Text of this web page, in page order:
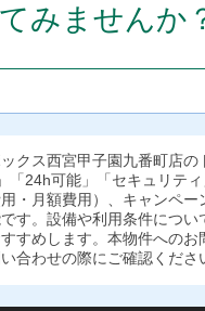
みませんか
クス西宮甲子園九番町店
24h可能」「セキュリテ
・月額費用）、キャンペ
す。設備や利用条件につ
すめします。本物件への
合わせの際にご確認くださ